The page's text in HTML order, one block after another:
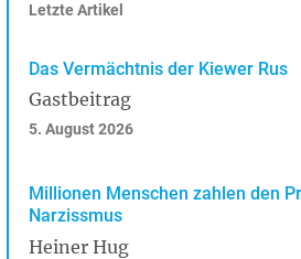
Letzte Artikel
Das Vermächtnis der Kiewer Rus
Gastbeitrag
5. August 2026
Millionen Menschen zahlen den
Narzissmus
Heiner Hug